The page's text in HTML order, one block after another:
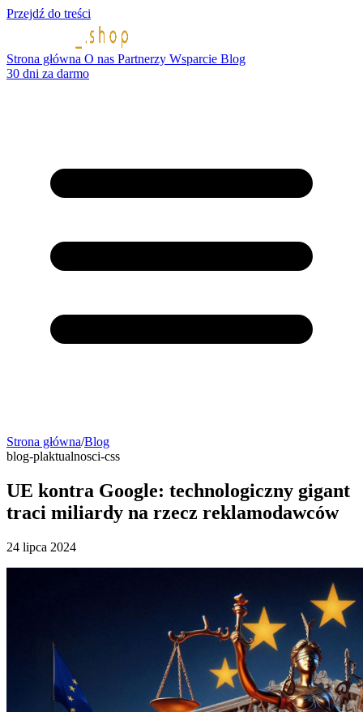
Przejdź do treści
Strona główna O nas Partnerzy Wsparcie Blog
30 dni za darmo
Strona główna/Blog
blog-plaktualnosci-css
UE kontra Google: technologiczny gigant
traci miliardy na rzecz reklamodawców
24 lipca 2024